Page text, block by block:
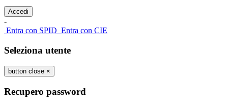
-
Entra con SPID Entra con CIE
Seleziona utente
button close ×
Recupero password